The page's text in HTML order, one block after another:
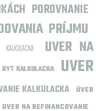
POROVNANIE
PRÍJMU
KALKULACKA
UVER NA
KALKULACKA
UVER
KALKULACKA
ÚVER
UVER NA REFINANCOVANIE